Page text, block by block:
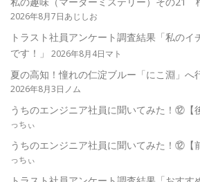
2026年8月7日あじしお
トラスト社員アンケート調査結果「私のイ
です！」
2026年8月4日マト
夏の高知！憧れの仁淀ブルー「にこ淵」へ
2026年8月3日ノム
うちのエンジニア社員に聞いてみた！⑫【
っちぃ
うちのエンジニア社員に聞いてみた！⑫【
っちぃ